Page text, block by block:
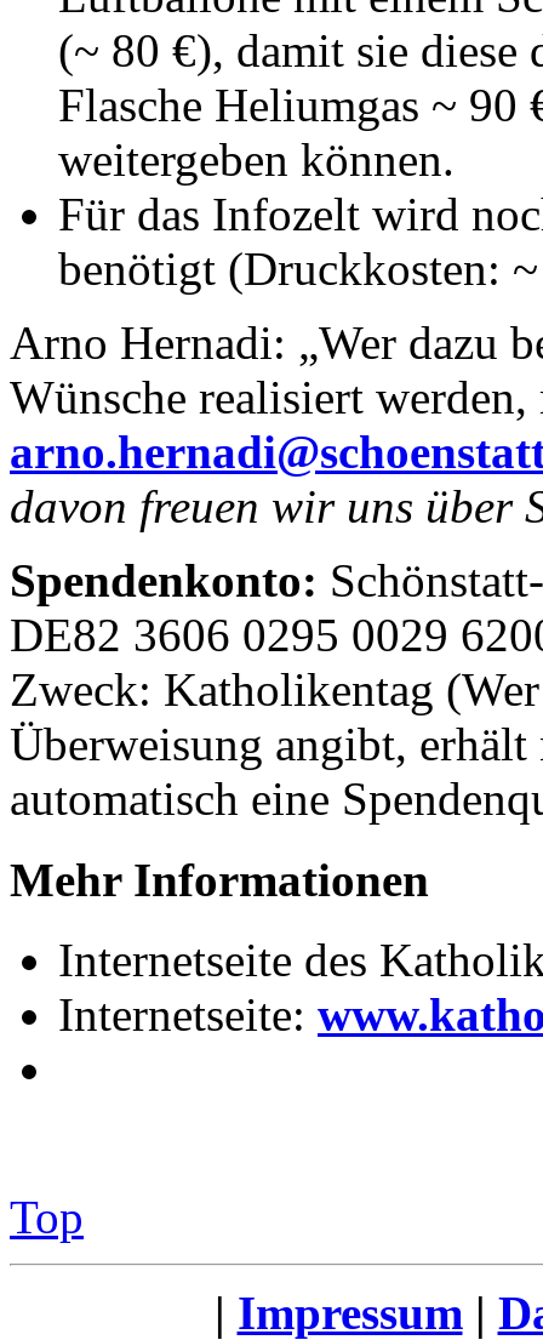
(~ 80 €), damit sie
Flasche Heliumgas ~
weitergeben können.
Für das Infozelt wird
benötigt (Druckkosten:
Arno Hernadi: „Wer dazu
Wünsche realisiert werden,
davon freuen wir uns über
Spendenkonto:
DE82 3606 0295 0029
Zweck: Katholikentag
Überweisung angibt,
automatisch eine
Mehr Informationen
Internetseite des
Internetseite:
Top
| Impressum|